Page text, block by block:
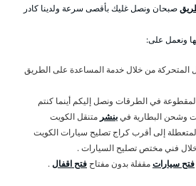
صبحان ونصل غليك بأقصى سرعة ولدينا كادر
ونعمل على:
المتحركة من خلال خدمة المساعدة على الطريق
في الطرقات ونصل إليكم أينما كنتم
وشحن البطارية فيبنشر متنقل الكويت
إلى أقرب كراج تصليح سيارات الكويت
خلال فني مختص تصليح السيارات .
فتح سياراتمقفلة بدون مفتاح فتح اقفال.